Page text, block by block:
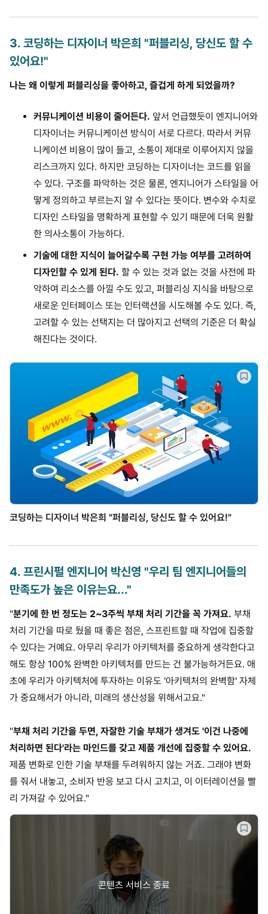
3. 코딩하는 디자이너 박은희 "퍼블리싱, 당신도 할 수
있어요!"
나는 왜 이렇게 퍼블리싱을 좋아하고, 즐겁게 하게 되었을까?
커뮤니케이션 비용이 줄어든다. 앞서 언급했듯이 엔지니어와
디자이너는 커뮤니케이션 방식이 서로 다르다. 따라서 커뮤
니케이션 비용이 많이 들고, 소통이 제대로 이루어지지 않을
리스크까지 있다. 하지만 코딩하는 디자이너는 코드를 읽을
수 있다. 구조를 파악하는 것은 물론, 엔지니어가 스타일을 어
떻게 정의하고 부르는지 알 수 있다는 뜻이다. 변수와 수치로
디자인 스타일을 명확하게 표현할 수 있기 때문에 더욱 원활
한 의사소통이 가능하다.
기술에 대한 지식이 늘어갈수록 구현 가능 여부를 고려하여
디자인할 수 있게 된다. 할 수 있는 것과 없는 것을 사전에 파
악하여 리소스를 아낄 수도 있고, 퍼블리싱 지식을 바탕으로
새로운 인터페이스 또는 인터랙션을 시도해볼 수도 있다. 즉,
고려할 수 있는 선택지는 더 많아지고 선택의 기준은 더 확실
해진다는 것이다.
코딩하는 디자이너 박은희 "퍼블리싱, 당신도 할 수 있어요!"
4. 프린시펄 엔지니어 박신영 "우리 팀 엔지니어들의
만족도가 높은 이유는요..."
"분기에 한 번 정도는 2~3주씩 부채 처리 기간을 꼭 가져요. 부채
처리 기간을 따로 뒀을 때 좋은 점은, 스프린트할 때 작업에 집중할
수 있다는 거예요. 아무리 우리가 아키텍처를 중요하게 생각한다고
해도 항상 100% 완벽한 아키텍처를 만드는 건 불가능하거든요. 애
초에 우리가 아키텍처에 투자하는 이유도 '아키텍처의 완벽함' 자체
가 중요해서가 아니라, 미래의 생산성을 위해서고요."
"부채 처리 기간을 두면, 자잘한 기술 부채가 생겨도 '이건 나중에
처리하면 된다'라는 마인드를 갖고 제품 개선에 집중할 수 있어요.
제품 변화로 인한 기술 부채를 두려워하지 않는 거죠. 그래야 변화
를 줘서 내놓고, 소비자 반응 보고 다시 고치고, 이 이터레이션을 빨
리 가져갈 수 있어요."
콘텐츠 서비스 종료